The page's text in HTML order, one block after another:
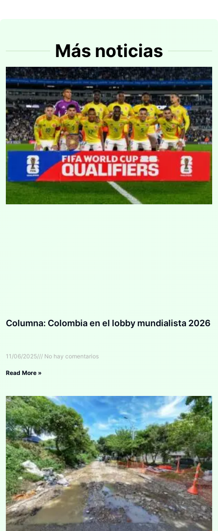
Más noticias
Columna: Colombia en el lobby mundialista 2026
11/06/2025 No hay comentarios
Read More »